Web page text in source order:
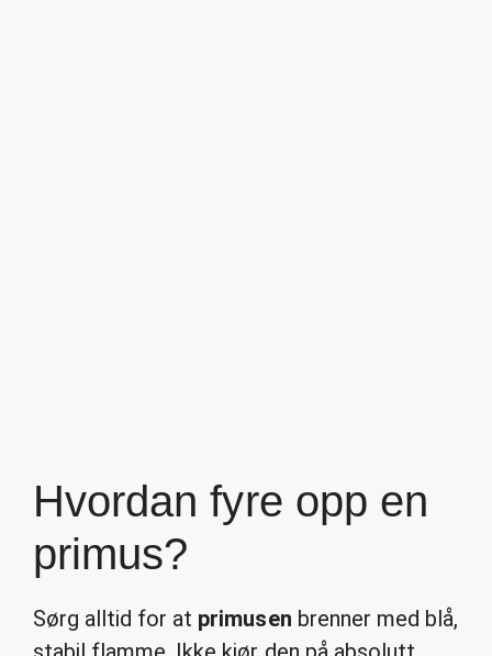
Hvordan fyre opp en
primus?
Sørg alltid for at primusen brenner med blå,